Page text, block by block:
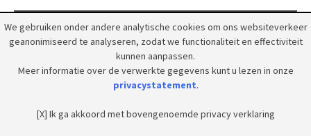
© 2018 Grootpeelland. Alle rechten voorbehouden.
We gebruiken onder andere analytische cookies om ons websiteverkeer
geanonimiseerd te analyseren, zodat we functionaliteit en effectiviteit
kunnen aanpassen.
Meer informatie over de verwerkte gegevens kunt u lezen in onze
privacystatement.
[X] Ik ga akkoord met bovengenoemde privacy verklaring